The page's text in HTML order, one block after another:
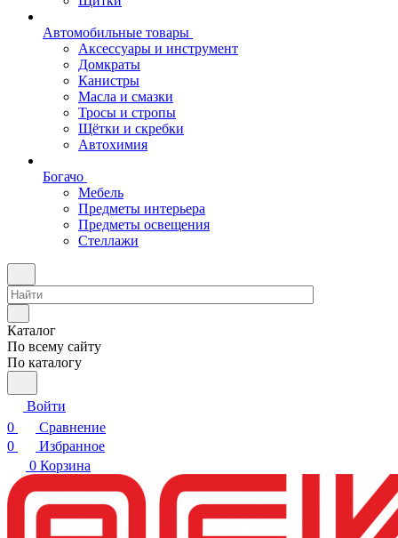
Автомобильные товары
Аксессуары и инструмент
Домкраты
Канистры
Масла и смазки
Тросы и стропы
Щётки и скребки
Автохимия
Богачо
Мебель
Предметы интерьера
Предметы освещения
Стеллажи
Каталог
По всему сайту
По каталогу
Войти
0
Сравнение
0
Избранное
0 Корзина